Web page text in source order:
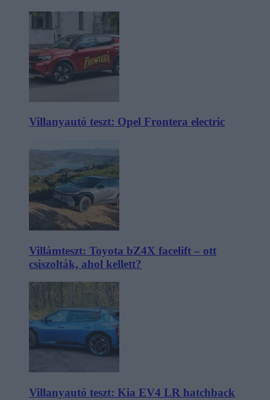
Villanyautó teszt: Opel Frontera electric
Villámteszt: Toyota bZ4X facelift – ott
csiszolták, ahol kellett?
Villanyautó teszt: Kia EV4 LR hatchback